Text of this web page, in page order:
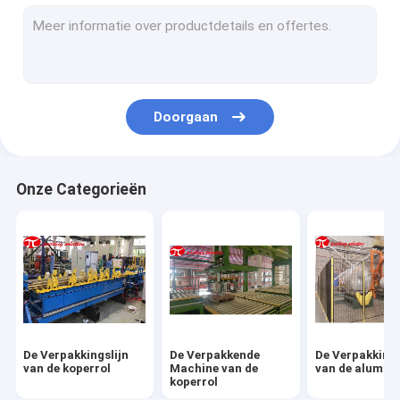
De Verpakkingsmachine van de staalbuis
Bandenverpakkingsmachine
Rolkantelhaak
horizontale verpakkende machine
Palletomslag
Doorgaan
Onze Categorieën
De Verpakkingslijn
van de koperrol
De Verpakkende
Machine van de
koperrol
De
van de